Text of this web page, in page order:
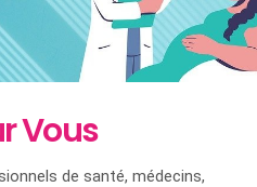
Vous
de santé, médecins,